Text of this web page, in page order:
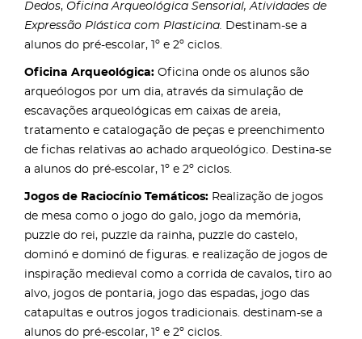
Dedos, Oficina Arqueológica Sensorial, Atividades de
Expressão Plástica com Plasticina. Destinam-se a
alunos do pré-escolar, 1º e 2º ciclos.
Oficina Arqueológica: Oficina onde os alunos são
arqueólogos por um dia, através da simulação de
escavações arqueológicas em caixas de areia,
tratamento e catalogação de peças e preenchimento
de fichas relativas ao achado arqueológico. Destina-se
a alunos do pré-escolar, 1º e 2º ciclos.
Jogos de Raciocínio Temáticos: Realização de jogos
de mesa como o jogo do galo, jogo da memória,
puzzle do rei, puzzle da rainha, puzzle do castelo,
dominó e dominó de figuras. e realização de jogos de
inspiração medieval como a corrida de cavalos, tiro ao
alvo, jogos de pontaria, jogo das espadas, jogo das
catapultas e outros jogos tradicionais. destinam-se a
alunos do pré-escolar, 1º e 2º ciclos.